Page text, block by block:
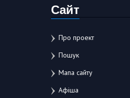
Сайт
Про проект
Пошук
Мапа сайту
Афіша